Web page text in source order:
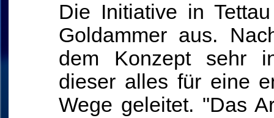
Die Initiative in
Goldammer aus.
dem Konzept sehr
dieser alles für eine
Wege geleitet. "Das